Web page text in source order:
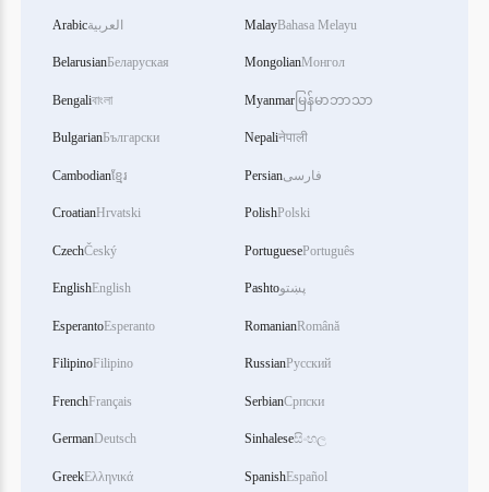
Arabicالعربية
BelarusianБеларуская
Bengaliবাংলা
BulgarianБългарски
Cambodianខ្មែរ
CroatianHrvatski
CzechČeský
EnglishEnglish
EsperantoEsperanto
FilipinoFilipino
FrenchFrançais
GermanDeutsch
GreekΕλληνικά
MalayBahasa Melayu
MongolianМонгол
Myanmar မြန်မာဘာသာ
Nepaliनेपाली
Persianفارسی
PolishPolski
PortuguesePortuguês
Pashtoپښتو
RomanianRomână
RussianРусский
SerbianСрпски
Sinhaleseසිංහල
SpanishEspañol